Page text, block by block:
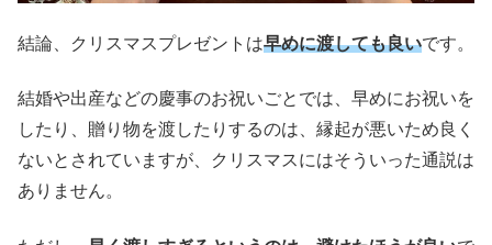
結論、クリスマスプレゼントは早めに渡しても良いです。
結婚や出産などの慶事のお祝いごとでは、早めにお祝いを
したり、贈り物を渡したりするのは、縁起が悪いため良く
ないとされていますが、クリスマスにはそういった通説は
ありません。